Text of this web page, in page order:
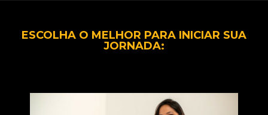
ESCOLHA O MELHOR PARA INICIAR SUA
JORNADA: